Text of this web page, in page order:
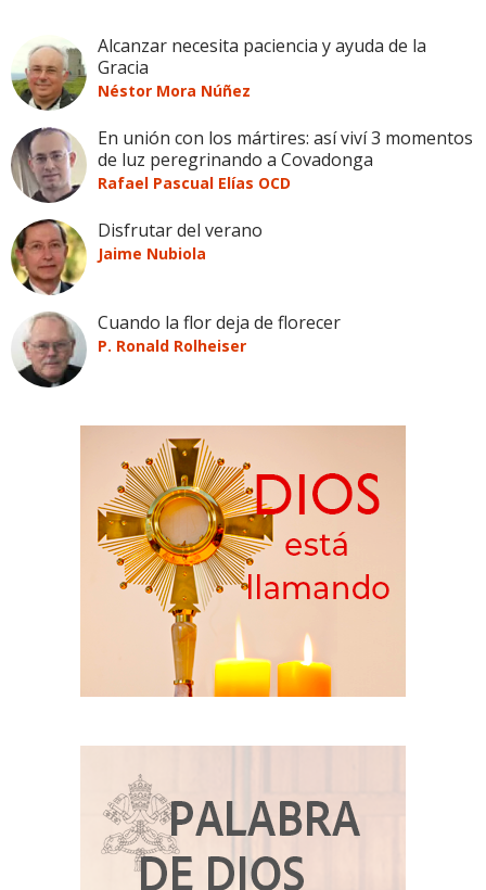
Alcanzar necesita paciencia y ayuda de la
Gracia
Néstor Mora Núñez
En unión con los mártires: así viví 3 momentos
de luz peregrinando a Covadonga
Rafael Pascual Elías OCD
Disfrutar del verano
Jaime Nubiola
Cuando la flor deja de florecer
P. Ronald Rolheiser